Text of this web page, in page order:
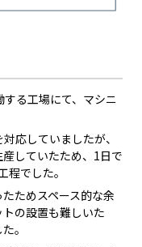
る工場にて、マシニ
応していましたが、
していたため、1日で
でした。
ためスペース的な余
の設置も難しいた
。